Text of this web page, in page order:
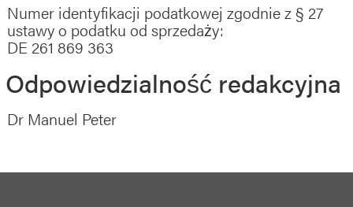
Numer identyfikacji podatkowej zgodnie z § 27
ustawy o podatku od sprzedaży:
DE 261 869 363
Odpowiedzialność redakcyjna
Dr Manuel Peter